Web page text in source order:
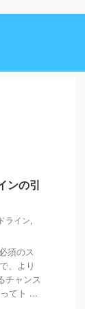
の引
ライン,
須のス
、より
チャンス
てト ...